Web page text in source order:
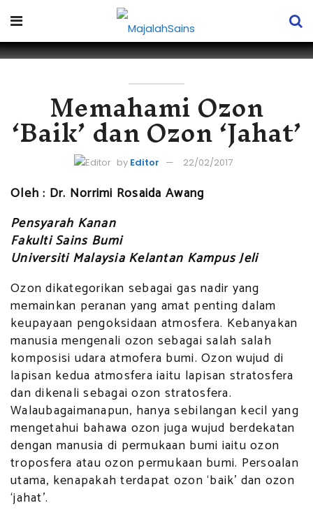
Memahami Ozon
‘Baik’ dan Ozon ‘Jahat’
by Editor 22/02/2017
Oleh : Dr. Norrimi Rosaida Awang
Pensyarah Kanan
Fakulti Sains Bumi
Universiti Malaysia Kelantan Kampus Jeli
Ozon dikategorikan sebagai gas nadir yang
memainkan peranan yang amat penting dalam
keupayaan pengoksidaan atmosfera. Kebanyakan
manusia mengenali ozon sebagai salah salah
komposisi udara atmofera bumi. Ozon wujud di
lapisan kedua atmosfera iaitu lapisan stratosfera
dan dikenali sebagai ozon stratosfera.
Walaubagaimanapun, hanya sebilangan kecil yang
mengetahui bahawa ozon juga wujud berdekatan
dengan manusia di permukaan bumi iaitu ozon
troposfera atau ozon permukaan bumi. Persoalan
utama, kenapakah terdapat ozon ‘baik’ dan ozon
‘jahat’.